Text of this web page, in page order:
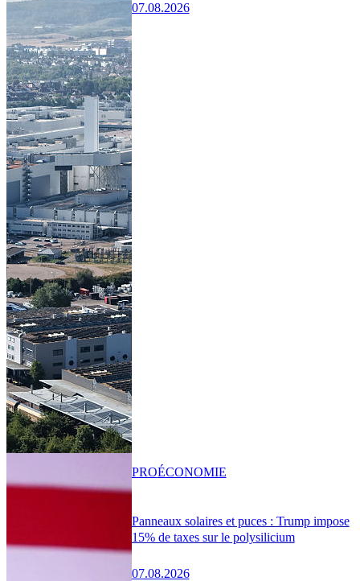
07.08.2026
Panneaux solaires et puces : Trump impose
15% de taxes sur le polysilicium
07.08.2026
PROÉCONOMIE